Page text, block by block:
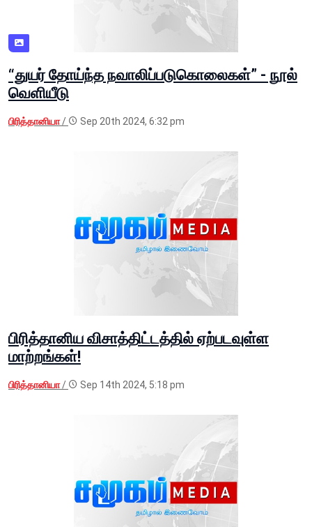
“துயர் தோய்ந்த நவாலிப்படுகொலைகள்” - நூல்
வெளியீடு
பிரித்தானியா/ Sep 20th 2024, 6:32 pm
பிரித்தானிய விசாத்திட்டத்தில் ஏற்படவுள்ள
மாற்றங்கள்!
பிரித்தானியா/ Sep 14th 2024, 5:18 pm